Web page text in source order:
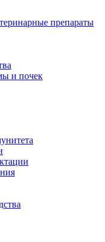
препараты
и почек